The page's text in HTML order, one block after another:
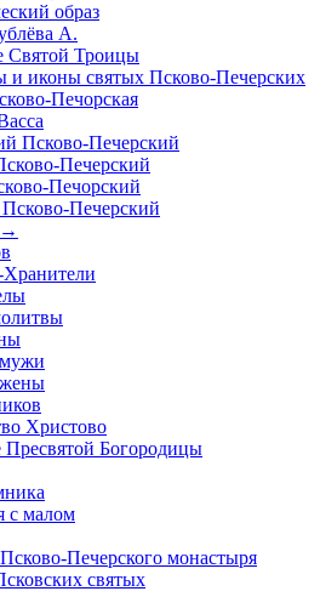
образ
А.
Святой Троицы
и иконы святых Псково-Печерских
Печорская
Псково-Печерский
Печерский
Печорский
Печерский
→
Христово
Пресвятой Богородицы
с малом
Печерского монастыря
святых